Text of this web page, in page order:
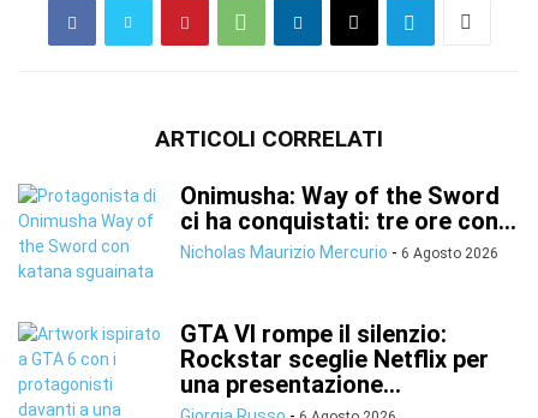
ARTICOLI CORRELATI
Onimusha: Way of the Sword
ci ha conquistati: tre ore con...
Nicholas Maurizio Mercurio - 6 Agosto 2026
GTA VI rompe il silenzio:
Rockstar sceglie Netflix per
una presentazione...